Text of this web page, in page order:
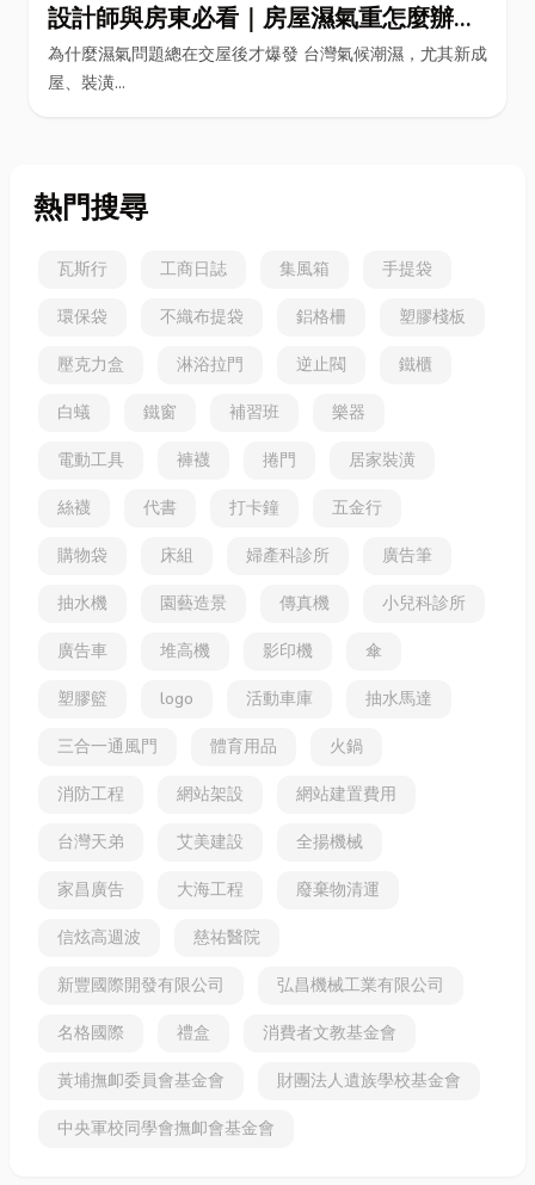
設計師與房東必看｜房屋濕氣重怎麼辦？
全屋除濕機＋全熱交換器整合安裝|提升居
住品質與續租率
為什麼濕氣問題總在交屋後才爆發 台灣氣候潮濕，尤其新成
屋、裝潢...
熱門搜尋
瓦斯行 工商日誌 集風箱 手提袋
環保袋 不織布提袋 鋁格柵 塑膠棧板
壓克力盒 淋浴拉門 逆止閥 鐵櫃
白蟻 鐵窗 補習班 樂器
電動工具 褲襪 捲門 居家裝潢
絲襪 代書 打卡鐘 五金行
購物袋 床組 婦產科診所 廣告筆
抽水機 園藝造景 傳真機 小兒科診所
廣告車 堆高機 影印機 傘
塑膠籃 logo 活動車庫 抽水馬達
三合一通風門 體育用品 火鍋
消防工程 網站架設 網站建置費用
台灣天弟 艾美建設 全揚機械
家昌廣告 大海工程 廢棄物清運
信炫高週波 慈祐醫院
新豐國際開發有限公司 弘昌機械工業有限公司
名格國際 禮盒 消費者文教基金會
黃埔撫卹委員會基金會 財團法人遺族學校基金會
中央軍校同學會撫卹會基金會